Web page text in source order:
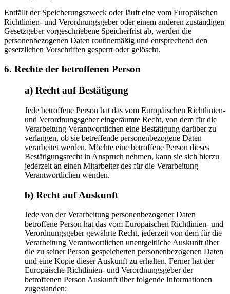
Entfällt der Speicherungszweck oder läuft eine vom Europäischen
Richtlinien- und Verordnungsgeber oder einem anderen zuständigen
Gesetzgeber vorgeschriebene Speicherfrist ab, werden die
personenbezogenen Daten routinemäßig und entsprechend den
gesetzlichen Vorschriften gesperrt oder gelöscht.
6. Rechte der betroffenen Person
a) Recht auf Bestätigung
Jede betroffene Person hat das vom Europäischen Richtlinien-
und Verordnungsgeber eingeräumte Recht, von dem für die
Verarbeitung Verantwortlichen eine Bestätigung darüber zu
verlangen, ob sie betreffende personenbezogene Daten
verarbeitet werden. Möchte eine betroffene Person dieses
Bestätigungsrecht in Anspruch nehmen, kann sie sich hierzu
jederzeit an einen Mitarbeiter des für die Verarbeitung
Verantwortlichen wenden.
b) Recht auf Auskunft
Jede von der Verarbeitung personenbezogener Daten
betroffene Person hat das vom Europäischen Richtlinien- und
Verordnungsgeber gewährte Recht, jederzeit von dem für die
Verarbeitung Verantwortlichen unentgeltliche Auskunft über
die zu seiner Person gespeicherten personenbezogenen Daten
und eine Kopie dieser Auskunft zu erhalten. Ferner hat der
Europäische Richtlinien- und Verordnungsgeber der
betroffenen Person Auskunft über folgende Informationen
zugestanden: